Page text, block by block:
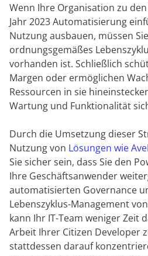
Wenn Ihre Organisation zu
Jahr 2023 Automatisierung
Nutzung ausbauen, müssen
ordnungsgemäßes
vorhanden ist. Schließlich
Margen oder ermöglichen
Ressourcen in sie
Wartung und Funktionalität
Durch die Umsetzung dieser
Nutzung von Lösungen wie
Sie sicher sein, dass Sie den
Ihre Geschäftsanwender
automatisierten Governance
Lebenszyklus-Management
kann Ihr IT-Team weniger Zeit
Arbeit Ihrer Citizen Developer
stattdessen darauf